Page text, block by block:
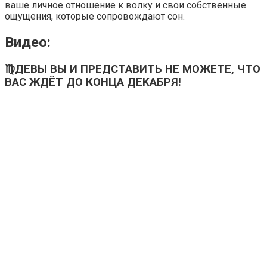
ваше личное отношение к волку и свои собственные
ощущения, которые сопровождают сон.
Видео:
♍ДЕВЫ ВЫ И ПРЕДСТАВИТЬ НЕ МОЖЕТЕ, ЧТО
ВАС ЖДЁТ ДО КОНЦА ДЕКАБРЯ!